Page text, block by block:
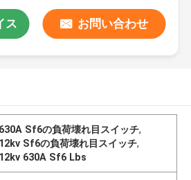
ス お問い合わせ
630A Sf6の負荷壊れ目スイッチ,
12kv Sf6の負荷壊れ目スイッチ,
12kv 630A Sf6 Lbs